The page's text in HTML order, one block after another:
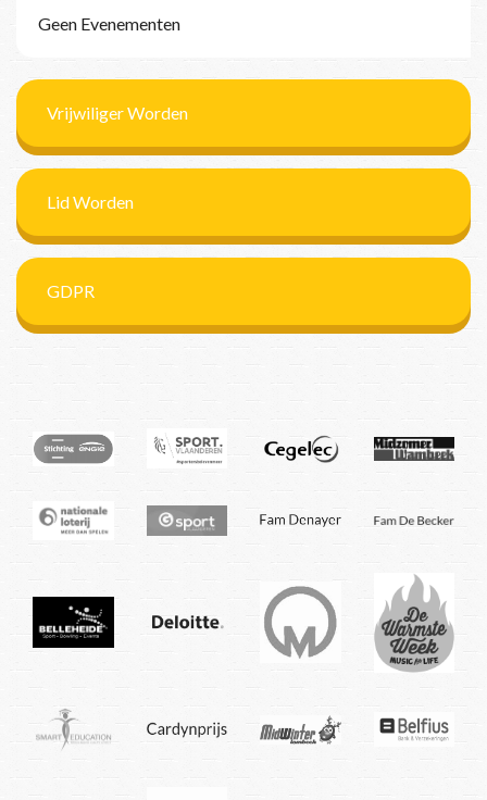
Geen Evenementen
Vrijwiliger Worden
Lid Worden
GDPR